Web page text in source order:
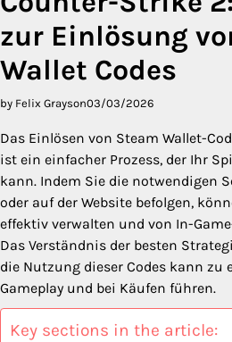
zur Einlösung
Wallet Codes
by Felix Grayson03/03/2026
Das Einlösen von Steam Wallet-
ist ein einfacher Prozess, der Ihr
kann. Indem Sie die notwendigen
oder auf der Website befolgen,
effektiv verwalten und von In-
Das Verständnis der besten
die Nutzung dieser Codes kann zu
Gameplay und bei Käufen führen.
Key sections in the article: